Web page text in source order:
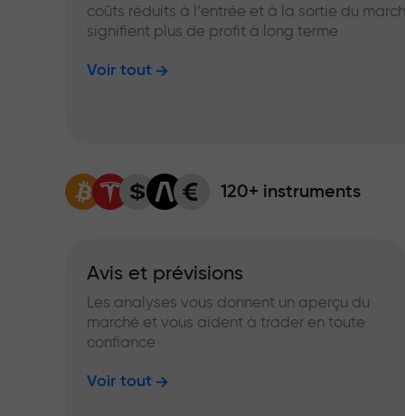
coûts réduits à l’entrée et à la sortie du
signifient plus de profit à long terme
Voir tout
120+ instruments
Avis et prévisions
Les analyses vous donnent un aperçu du
marché et vous aident à trader en toute
confiance
Voir tout